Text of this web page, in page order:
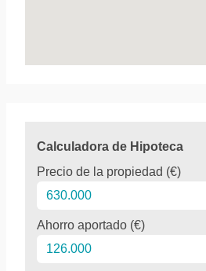
Calculadora de Hipoteca
Precio de la propiedad (€)
Ahorro aportado (€)